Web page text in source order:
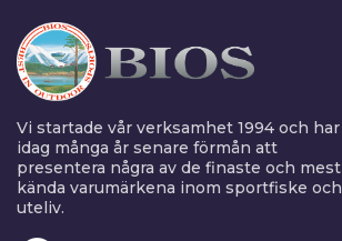
Vi startade vår verksamhet 1994 och har
idag många år senare förmån att
presentera några av de finaste och mest
kända varumärkena inom sportfiske och
uteliv.